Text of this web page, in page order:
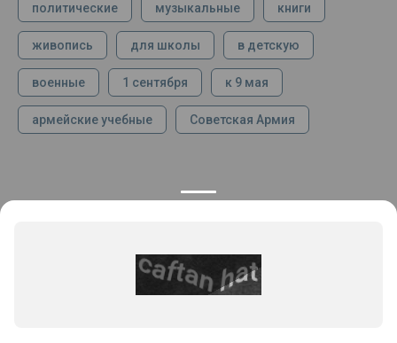
политические музыкальные книги
живопись для школы в детскую
военные 1 сентября к 9 мая
армейские учебные Советская Армия
ПРОДУКЦИЯ
Каталог